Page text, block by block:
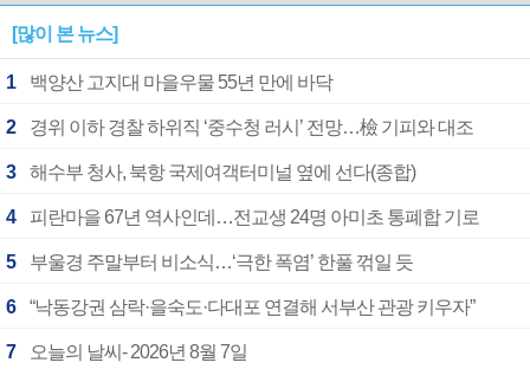
[많이 본 뉴스]
1 백양산 고지대 마을우물 55년 만에 바닥
2 경위 이하 경찰 하위직 ‘중수청 러시’ 전망…檢 기피와 대조
3 해수부 청사, 북항 국제여객터미널 옆에 선다(종합)
4 피란마을 67년 역사인데…전교생 24명 아미초 통폐합 기로
5 부울경 주말부터 비소식…‘극한 폭염’ 한풀 꺾일 듯
6 “낙동강권 삼락·을숙도·다대포 연결해 서부산 관광 키우자”
7 오늘의 날씨- 2026년 8월 7일